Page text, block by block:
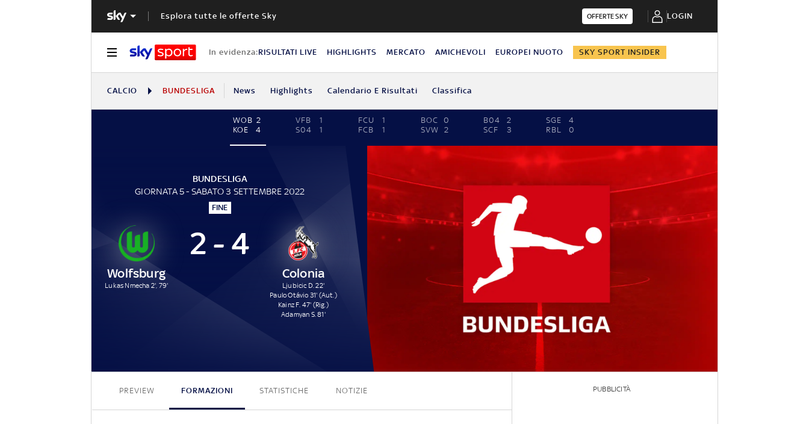
Esplora tutte le offerte Sky OFFERTE SKY LOGIN
In evidenza:RISULTATI LIVE HIGHLIGHTS MERCATO AMICHEVOLI EUROPEI NUOTO SKY SPORT INSIDER
CALCIO BUNDESLIGA News Highlights Calendario E Risultati Classifica
WOB 2
KOE
4
VFB
1
S04
1
FCU
1
FCB
1
BOC
0
SVW
2
B04
2
SCF
3
SGE
4
RBL
0
BUNDESLIGA
GIORNATA 5 - SABATO 3 SETTEMBRE 2022
FINE
Wolfsburg
Lukas Nmecha 2', 79'
2 - 4
Colonia
Ljubicic D. 22'
Paulo Otávio 31' (Aut.)
Kainz F. 47' (Rig.)
Adamyan S. 81'
PREVIEW FORMAZIONI STATISTICHE NOTIZIE PUBBLICITÀ